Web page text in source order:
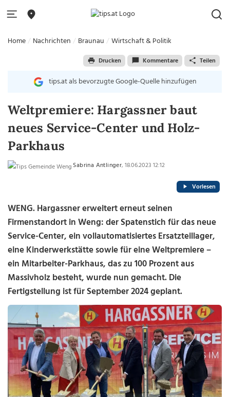
Home Nachrichten Braunau Wirtschaft & Politik
Drucken Kommentare Teilen
tips.at als bevorzugte Google-Quelle hinzufügen
Weltpremiere: Hargassner baut
neues Service-Center und Holz-
Parkhaus
Sabrina Antlinger, 18.06.2023 12:12
Vorlesen
WENG.Hargassner erweitert erneut seinen
Firmenstandort in Weng: der Spatenstich für das neue
Service-Center, ein vollautomatisiertes Ersatzteillager,
eine Kinderwerkstätte sowie für eine Weltpremiere –
ein Mitarbeiter-Parkhaus, das zu 100 Prozent aus
Massivholz besteht, wurde nun gemacht. Die
Fertigstellung ist für September 2024 geplant.